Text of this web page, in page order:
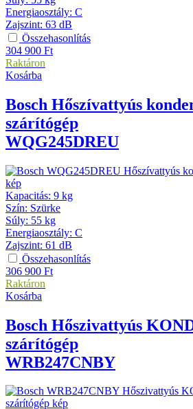
Energiaosztály: C
Zajszint: 63 dB
Összehasonlítás
304 900 Ft
Raktáron
Kosárba
Bosch Hőszívattyús
szárítógép
WQG245DREU
Kapacitás: 9 kg
Szín: Szürke
Súly: 55 kg
Energiaosztály: C
Zajszint: 61 dB
Összehasonlítás
306 900 Ft
Raktáron
Kosárba
Bosch Hőszivattyús
szárítógép
WRB247CNBY